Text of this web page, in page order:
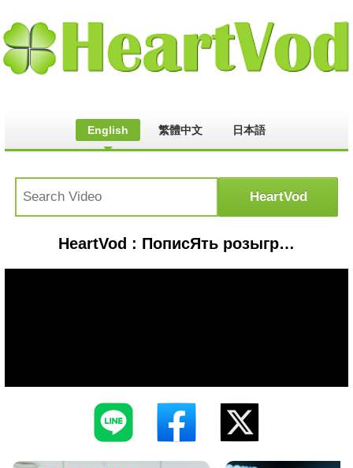
English 繁體中文 日本語
HeartVod : ПописЯть розыгрыш / Pee Prank (Russian Edition)